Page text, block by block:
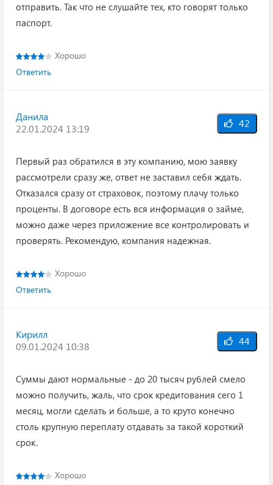
отправить. Так что не слушайте тех, кто говорят только
паспорт.
Хорошо
Ответить
Данила
22.01.2024 13:19
42
Первый раз обратился в эту компанию, мою заявку
рассмотрели сразу же, ответ не заставил себя ждать.
Отказался сразу от страховок, поэтому плачу только
проценты. В договоре есть вся информация о займе,
можно даже через приложение все контролировать и
проверять. Рекомендую, компания надежная.
Хорошо
Ответить
Кирилл
09.01.2024 10:38
44
Суммы дают нормальные - до 20 тысяч рублей смело
можно получить, жаль, что срок кредитования сего 1
месяц, могли сделать и больше, а то круто конечно
столь крупную переплату отдавать за такой короткий
срок.
Хорошо